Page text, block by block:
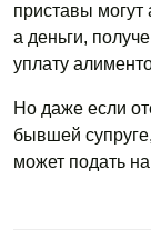
приставы могут
а деньги,
уплату
Но даже если
бывшей
может подать